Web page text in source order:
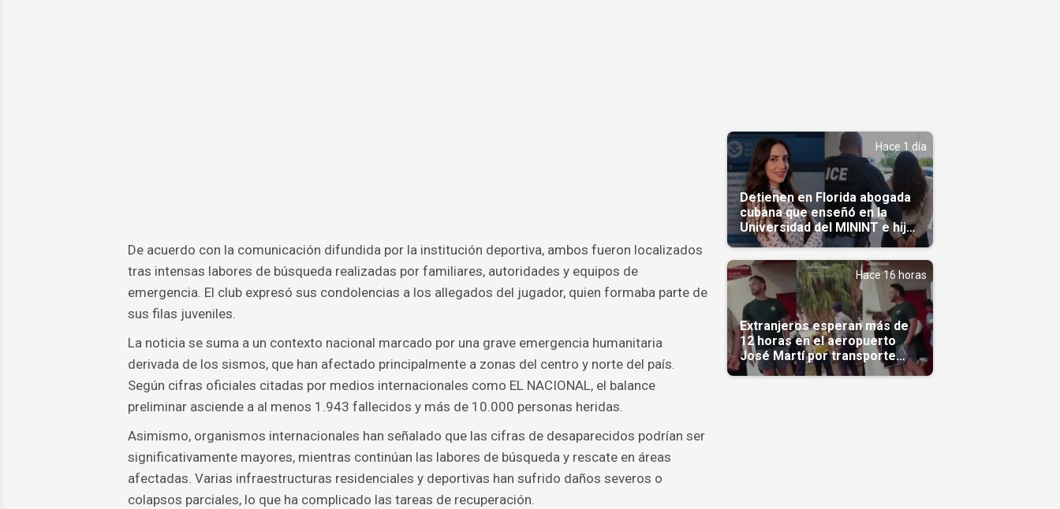
De acuerdo con la comunicación difundida por la institución deportiva, ambos fueron localizados
tras intensas labores de búsqueda realizadas por familiares, autoridades y equipos de
emergencia. El club expresó sus condolencias a los allegados del jugador, quien formaba parte de
sus filas juveniles.
La noticia se suma a un contexto nacional marcado por una grave emergencia humanitaria
derivada de los sismos, que han afectado principalmente a zonas del centro y norte del país.
Según cifras oficiales citadas por medios internacionales como EL NACIONAL, el balance
preliminar asciende a al menos 1.943 fallecidos y más de 10.000 personas heridas.
Asimismo, organismos internacionales han señalado que las cifras de desaparecidos podrían ser
significativamente mayores, mientras continúan las labores de búsqueda y rescate en áreas
afectadas. Varias infraestructuras residenciales y deportivas han sufrido daños severos o
colapsos parciales, lo que ha complicado las tareas de recuperación.
Hace 1 día
Detienen en Florida abogada
cubana que enseñó en la
Universidad del MININT e hija
de diplomático cubano
Hace 16 horas
Extranjeros esperan más de
12 horas en el aeropuerto
José Martí por transporte
reservado semanas